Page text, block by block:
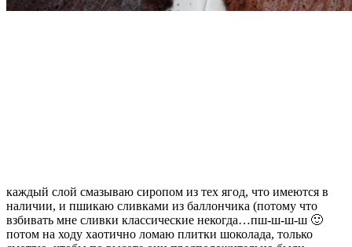
каждый слой смазываю сиропом из тех ягод, что имеются в
наличии, и пшикаю сливками из баллончика (потому что
взбивать мне сливки классические некогда…пш-ш-ш-ш 🙂
потом на ходу хаотично ломаю плитки шоколада, только